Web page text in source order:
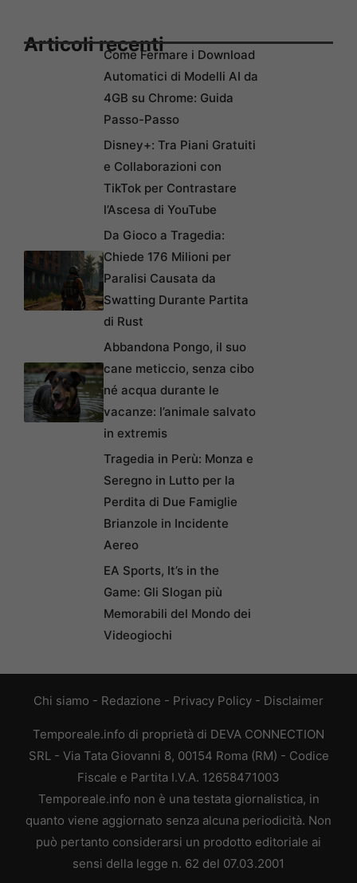
Articoli recentiCome Fermare i Download
Automatici di Modelli AI da
4GB su Chrome: Guida
Passo-Passo
Disney+: Tra Piani Gratuiti
e Collaborazioni con
TikTok per Contrastare
l’Ascesa di YouTube
Da Gioco a Tragedia:
Chiede 176 Milioni per
Paralisi Causata da
Swatting Durante Partita
di Rust
Abbandona Pongo, il suo
cane meticcio, senza cibo
né acqua durante le
vacanze: l’animale salvato
in extremis
Tragedia in Perù: Monza e
Seregno in Lutto per la
Perdita di Due Famiglie
Brianzole in Incidente
Aereo
EA Sports, It’s in the
Game: Gli Slogan più
Memorabili del Mondo dei
Videogiochi
Chi siamo - Redazione - Privacy Policy - Disclaimer
Temporeale.info di proprietà di DEVA CONNECTION
SRL - Via Tata Giovanni 8, 00154 Roma (RM) - Codice
Fiscale e Partita I.V.A. 12658471003
Temporeale.info non è una testata giornalistica, in
quanto viene aggiornato senza alcuna periodicità. Non
può pertanto considerarsi un prodotto editoriale ai
sensi della legge n. 62 del 07.03.2001